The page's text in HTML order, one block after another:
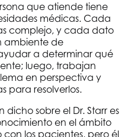
que atiende tiene
médicas. Cada
complejo, y cada dato
ambiente de
a determinar qué
luego, trabajan
en perspectiva y
para resolverlos.
sobre el Dr. Starr es
en el ámbito
los pacientes, pero él